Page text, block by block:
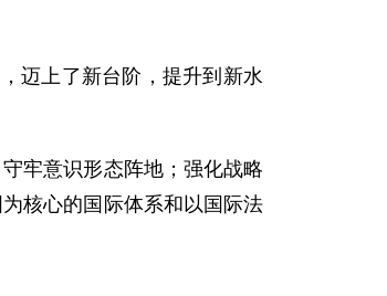
迈上了新台阶，提升到新水
牢意识形态阵地；强化战略
核心的国际体系和以国际法